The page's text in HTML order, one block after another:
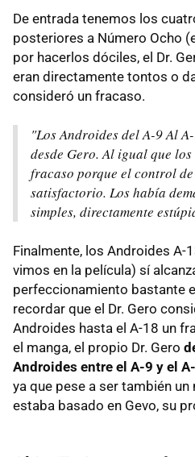
De entrada tenemos los
posteriores a Número Ocho
por hacerlos dóciles, el Dr.
eran directamente tontos o
consideró un fracaso.
"Los Androides del A-9 Al
desde Gero. Al igual que
fracaso porque el control
satisfactorio. Los había
simples, directamente
Finalmente, los Androides A-
vimos en la película) sí
perfeccionamiento bastante
recordar que el Dr. Gero
Androides hasta el A-18 un
el manga, el propio Dr. Gero
Androides entre el A-9 y el
ya que pese a ser también
estaba basado en Gevo, su